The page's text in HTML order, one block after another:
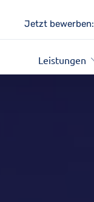
Jetzt bewerben:
Leistungen